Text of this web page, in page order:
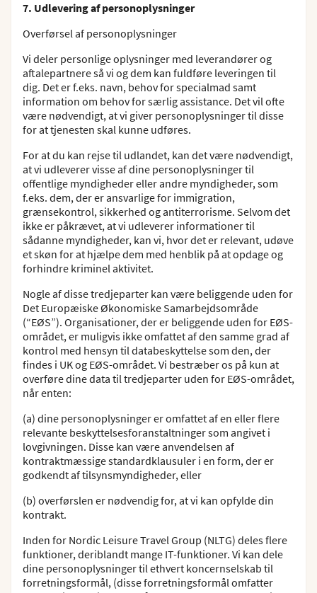
7. Udlevering af personoplysninger
Overførsel af personoplysninger
Vi deler personlige oplysninger med leverandører og
aftalepartnere så vi og dem kan fuldføre leveringen til
dig. Det er f.eks. navn, behov for specialmad samt
information om behov for særlig assistance. Det vil ofte
være nødvendigt, at vi giver personoplysninger til disse
for at tjenesten skal kunne udføres.
For at du kan rejse til udlandet, kan det være nødvendigt,
at vi udleverer visse af dine personoplysninger til
offentlige myndigheder eller andre myndigheder, som
f.eks. dem, der er ansvarlige for immigration,
grænsekontrol, sikkerhed og antiterrorisme. Selvom det
ikke er påkrævet, at vi udleverer informationer til
sådanne myndigheder, kan vi, hvor det er relevant, udøve
et skøn for at hjælpe dem med henblik på at opdage og
forhindre kriminel aktivitet.
Nogle af disse tredjeparter kan være beliggende uden for
Det Europæiske Økonomiske Samarbejdsområde
(“EØS”). Organisationer, der er beliggende uden for EØS-
området, er muligvis ikke omfattet af den samme grad af
kontrol med hensyn til databeskyttelse som den, der
findes i UK og EØS-området. Vi bestræber os på kun at
overføre dine data til tredjeparter uden for EØS-området,
når enten:
(a) dine personoplysninger er omfattet af en eller flere
relevante beskyttelsesforanstaltninger som angivet i
lovgivningen. Disse kan være anvendelsen af
kontraktmæssige standardklausuler i en form, der er
godkendt af tilsynsmyndigheder, eller
(b) overførslen er nødvendig for, at vi kan opfylde din
kontrakt.
Inden for Nordic Leisure Travel Group (NLTG) deles flere
funktioner, deriblandt mange IT-funktioner. Vi kan dele
dine personoplysninger til ethvert koncernselskab til
forretningsformål, (disse forretningsformål omfatter